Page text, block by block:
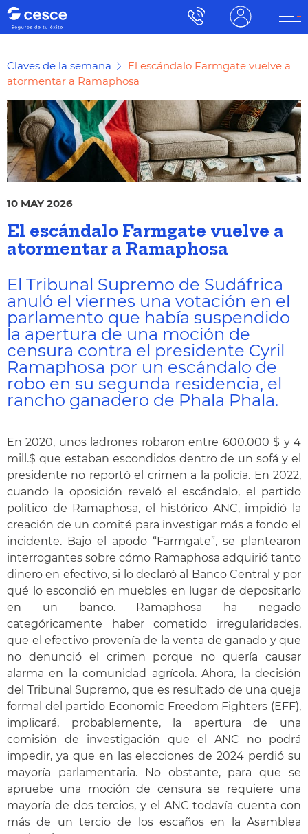
Claves de la semana
El escándalo Farmgate vuelve a
atormentar a Ramaphosa
10 MAY 2026
El escándalo Farmgate vuelve a
atormentar a Ramaphosa
El Tribunal Supremo de Sudáfrica
anuló el viernes una votación en el
parlamento que había suspendido
la apertura de una moción de
censura contra el presidente Cyril
Ramaphosa por un escándalo de
robo en su segunda residencia, el
rancho ganadero de Phala Phala.
En 2020, unos ladrones robaron entre 600.000 $ y 4
mill.$ que estaban escondidos dentro de un sofá y el
presidente no reportó el crimen a la policía. En 2022,
cuando la oposición reveló el escándalo, el partido
político de Ramaphosa, el histórico ANC, impidió la
creación de un comité para investigar más a fondo el
incidente. Bajo el apodo “Farmgate”, se plantearon
interrogantes sobre cómo Ramaphosa adquirió tanto
dinero en efectivo, si lo declaró al Banco Central y por
qué lo escondió en muebles en lugar de depositarlo
en un banco. Ramaphosa ha negado
categóricamente haber cometido irregularidades,
que el efectivo provenía de la venta de ganado y que
no denunció el crimen porque no quería causar
alarma en la comunidad agrícola. Ahora, la decisión
del Tribunal Supremo, que es resultado de una queja
formal del partido Economic Freedom Fighters (EFF),
implicará, probablemente, la apertura de una
comisión de investigación que el ANC no podrá
impedir, ya que en las elecciones de 2024 perdió su
mayoría parlamentaria. No obstante, para que se
apruebe una moción de censura se requiere una
mayoría de dos tercios, y el ANC todavía cuenta con
más de un tercio de los escaños en la Asamblea